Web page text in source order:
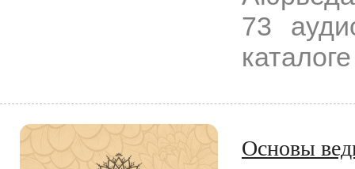
73
Основы